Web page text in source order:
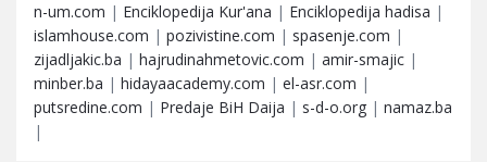
n-um.com | Enciklopedija Kur'ana | Enciklopedija hadisa |
islamhouse.com | pozivistine.com | spasenje.com |
zijadljakic.ba | hajrudinahmetovic.com | amir-smajic |
minber.ba | hidayaacademy.com | el-asr.com |
putsredine.com | Predaje BiH Daija | s-d-o.org | namaz.ba
|